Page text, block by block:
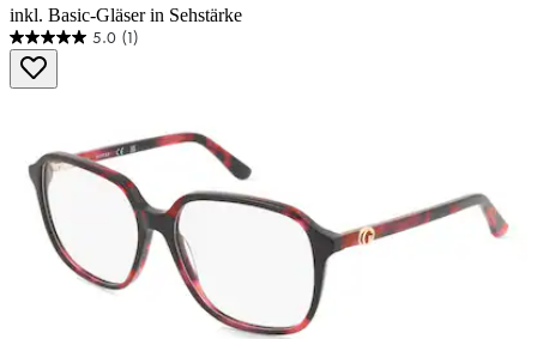
inkl. Basic-Gläser in Sehstärke
5.0 (1)
5.0
von
5
Bewertung